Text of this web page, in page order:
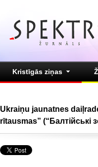
Kristīgās ziņas
Ukraiņu jaunatnes
rītausmas” (“Балтійські